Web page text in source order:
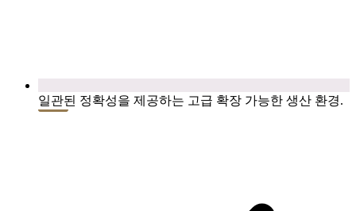
일관된 정확성을 제공하는 고급 확장 가능한 생산 환경.